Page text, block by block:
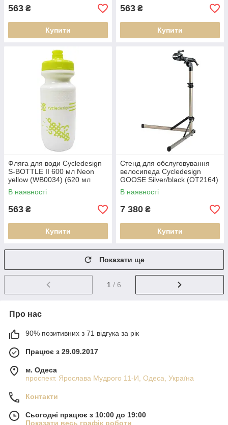
563 ₴
Купити
563 ₴
Купити
Фляга для води Cycledesign
S-BOTTLE II 600 мл Neon
yellow (WB0034) (620 мл
Neon yellow)
В наявності
563 ₴
Купити
Стенд для обслуговування
велосипеда Cycledesign
GOOSE Silver/black (OT2164)
(Сріблястий, Чорний)
В наявності
7 380 ₴
Купити
Показати ще
1 / 6
Про нас
90% позитивних з 71 відгука за рік
Працює з 29.09.2017
м. Одеса
проспект. Ярослава Мудрого 11-И, Одеса, Україна
Контакти
Сьогодні працює з 10:00 до 19:00
Показати весь графік роботи